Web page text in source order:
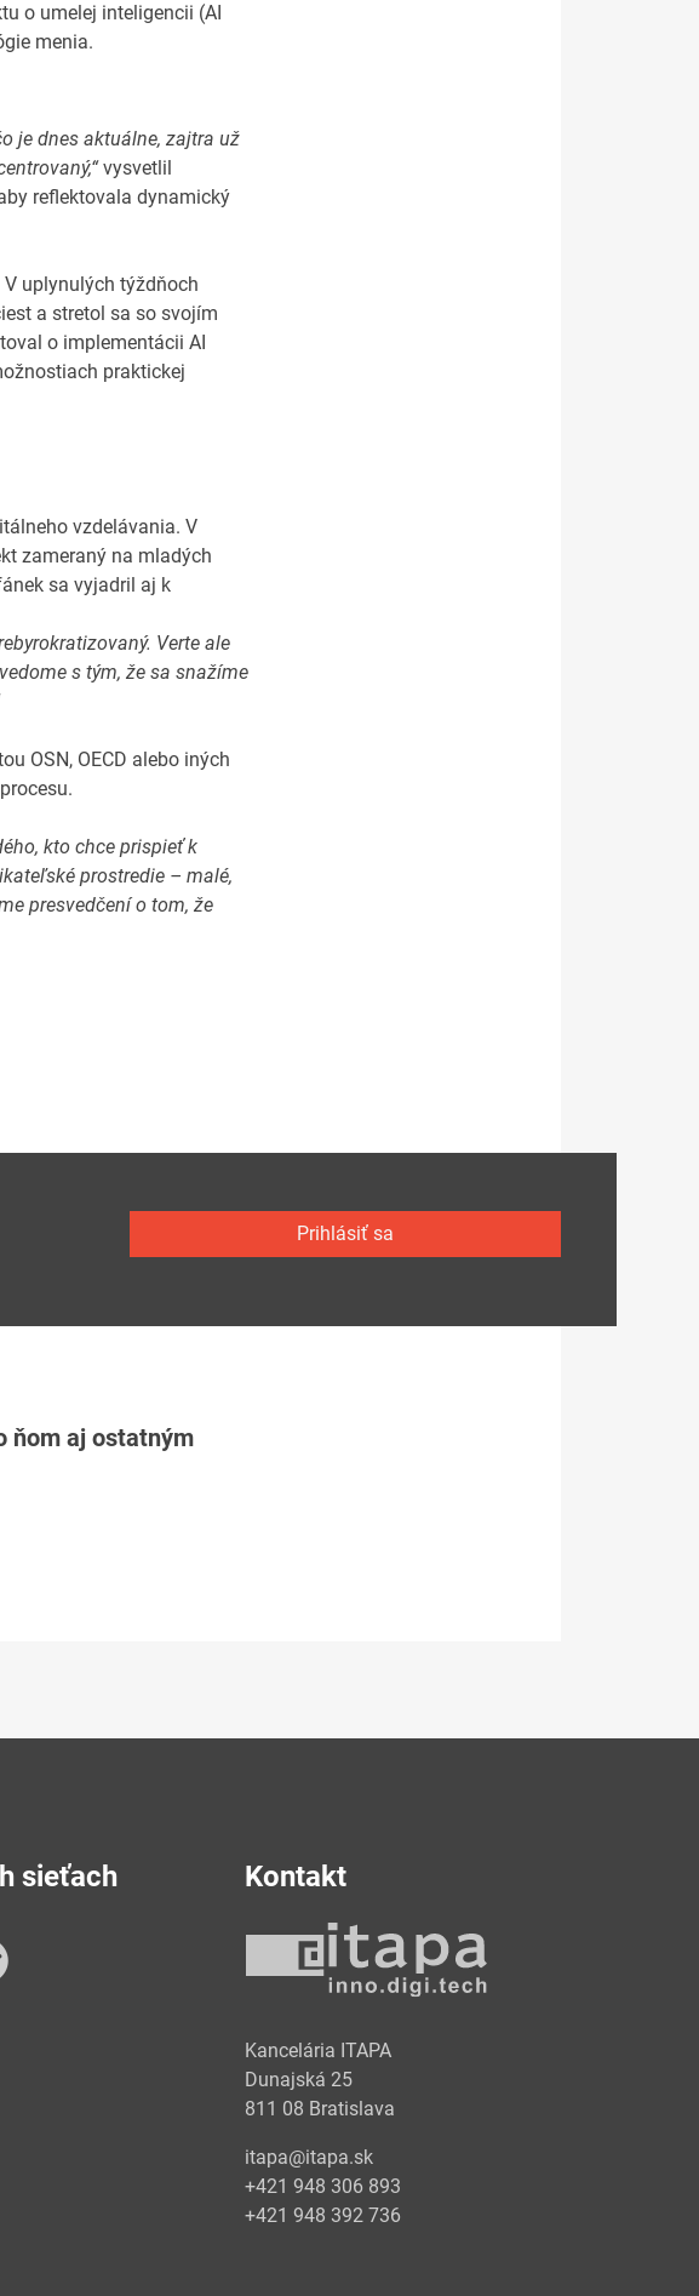
o umelej inteligencii (AI
menia.
je dnes aktuálne, zajtra už
vysvetlil
reflektovala dynamický
uplynulých týždňoch
a stretol sa so svojím
o implementácii AI
praktickej
vzdelávania. V
zameraný na mladých
sa vyjadril aj k
Verte ale
s tým, že sa snažíme
OSN, OECD alebo iných
kto chce prispieť k
prostredie – malé,
presvedčení o tom, že
Prihlásiť sa
ňom aj ostatným
sieťach Kontakt
Kancelária ITAPA
Dunajská 25
811 08 Bratislava
itapa@itapa.sk
+421 948 306 893
+421 948 392 736